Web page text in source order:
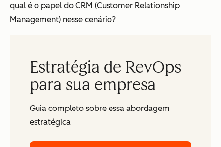
qual é o papel do CRM (Customer Relationship
Management) nesse cenário?
Estratégia de RevOps
para sua empresa
Guia completo sobre essa abordagem
estratégica